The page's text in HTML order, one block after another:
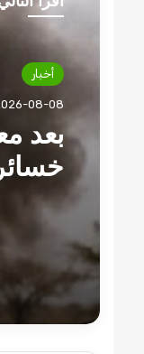
أخبار
08-08
بعد
بغرب